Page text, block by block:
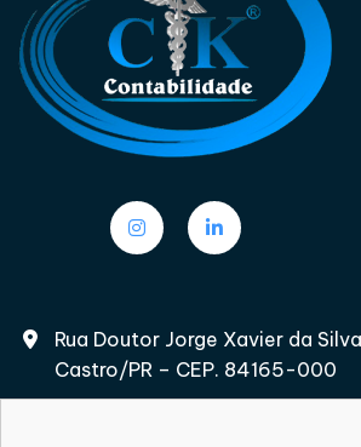
Rua Doutor Jorge Xavier da
Castro/PR – CEP. 84165-000